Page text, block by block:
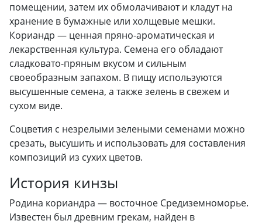
помещении, затем их обмолачивают и кладут на
хранение в бумажные или холщевые мешки.
Кориандр — ценная пряно-ароматическая и
лекарственная культура. Семена его обладают
сладковато-пряным вкусом и сильным
своеобразным запахом. В пищу используются
высушенные семена, а также зелень в свежем и
сухом виде.
Соцветия с незрелыми зелеными семенами можно
срезать, высушить и использовать для составления
композиций из сухих цветов.
История кинзы
Родина кориандра — восточное Средиземноморье.
Известен был древним грекам, найден в